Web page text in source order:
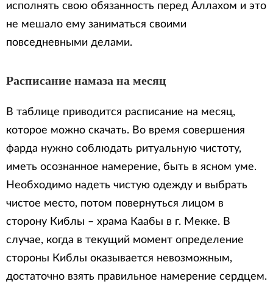
исполнять свою обязанность перед Аллахом и это
не мешало ему заниматься своими
повседневными делами.
Расписание намаза на месяц
В таблице приводится расписание на месяц,
которое можно скачать. Во время совершения
фарда нужно соблюдать ритуальную чистоту,
иметь осознанное намерение, быть в ясном уме.
Необходимо надеть чистую одежду и выбрать
чистое место, потом повернуться лицом в
сторону Киблы – храма Каабы в г. Мекке. В
случае, когда в текущий момент определение
стороны Киблы оказывается невозможным,
достаточно взять правильное намерение сердцем.